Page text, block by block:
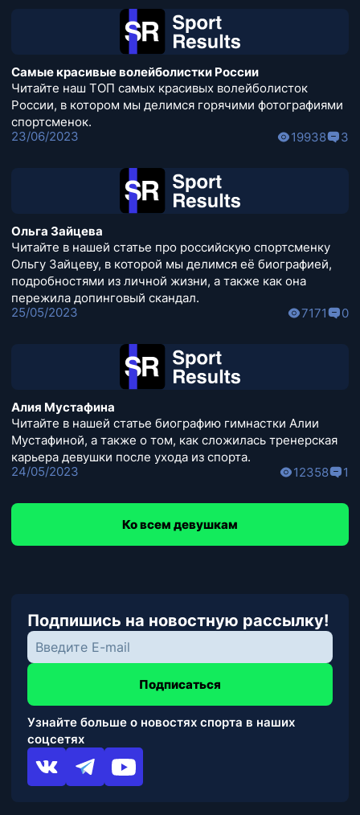
Самые красивые волейболистки России
Читайте наш ТОП самых красивых волейболисток
России, в котором мы делимся горячими фотографиями
спортсменок.
23/06/2023
19938 3
Ольга Зайцева
Читайте в нашей статье про российскую спортсменку
Ольгу Зайцеву, в которой мы делимся её биографией,
подробностями из личной жизни, а также как она
пережила допинговый скандал.
25/05/2023
7171 0
Алия Мустафина
Читайте в нашей статье биографию гимнастки Алии
Мустафиной, а также о том, как сложилась тренерская
карьера девушки после ухода из спорта.
24/05/2023
12358 1
Ко всем девушкам
Подпишись на новостную рассылку!
Подписаться
Узнайте больше о новостях спорта в наших
соцсетях